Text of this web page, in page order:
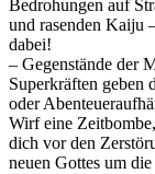
Bedrohungen auf
und rasenden Kaiju
dabei!
– Gegenstände der
Superkräften geben
oder
Wirf eine
dich vor den
neuen Gottes um